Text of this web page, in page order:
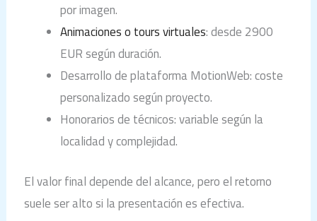
por imagen.
Animaciones o tours virtuales: desde 2900
EUR según duración.
Desarrollo de plataforma MotionWeb: coste
personalizado según proyecto.
Honorarios de técnicos: variable según la
localidad y complejidad.
El valor final depende del alcance, pero el retorno
suele ser alto si la presentación es efectiva.